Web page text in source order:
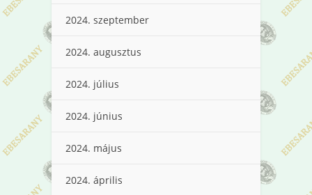
2024. szeptember
2024. augusztus
2024. július
2024. június
2024. május
2024. április